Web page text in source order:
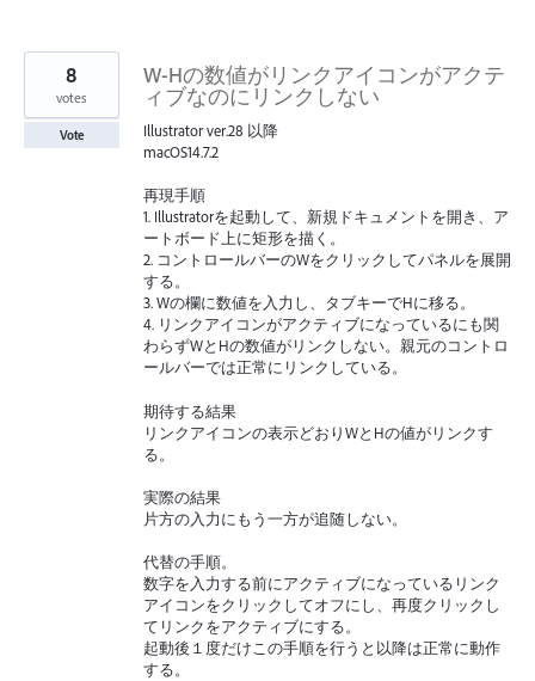
W-Hの数値がリンクアイコンがアクテ
ィブなのにリンクしない
Illustrator ver.28 以降
macOS14.7.2
再現手順
1. Illustratorを起動して、新規ドキュメントを開き、ア
ートボード上に矩形を描く。
2. コントロールバーのWをクリックしてパネルを展開
する。
3. Wの欄に数値を入力し、タブキーでHに移る。
4. リンクアイコンがアクティブになっているにも関
わらずWとHの数値がリンクしない。親元のコントロ
ールバーでは正常にリンクしている。
期待する結果
リンクアイコンの表示どおりWとHの値がリンクす
る。
実際の結果
片方の入力にもう一方が追随しない。
代替の手順。
数字を入力する前にアクティブになっているリンク
アイコンをクリックしてオフにし、再度クリックし
てリンクをアクティブにする。
起動後１度だけこの手順を行うと以降は正常に動作
する。
8
votes
Vote